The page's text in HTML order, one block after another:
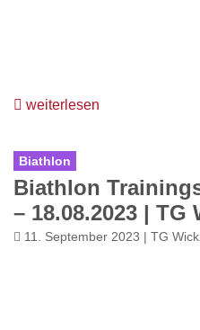
weiterlesen
Biathlon
Biathlon
– 18.08.2023 | TG
11. September 2023 | TG